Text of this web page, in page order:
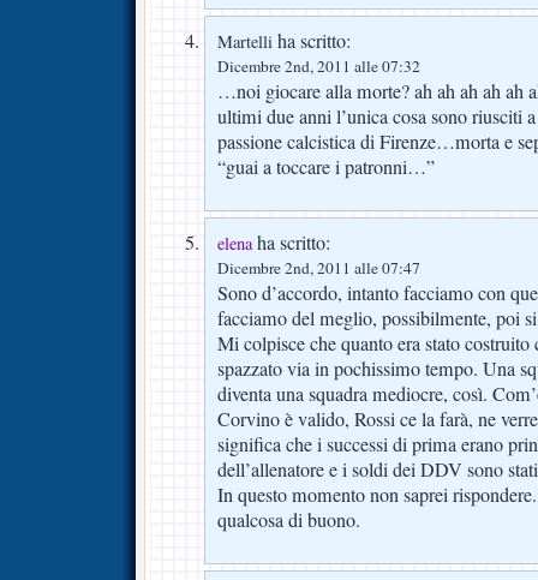
Martelli ha scritto:
Dicembre 2nd, 2011 alle 07:32
…noi giocare alla morte? ah ah ah ah
ultimi due anni l’unica cosa sono riusciti
passione calcistica di Firenze…morta e
“guai a toccare i patronni…”
elenaha scritto:
Dicembre 2nd, 2011 alle 07:47
Sono d’accordo, intanto facciamo con
facciamo del meglio, possibilmente, poi
Mi colpisce che quanto era stato costruito
spazzato via in pochissimo tempo. Una
diventa una squadra mediocre, così.
Corvino è valido, Rossi ce la farà, ne
significa che i successi di prima erano
dell’allenatore e i soldi dei DDV sono
In questo momento non saprei
qualcosa di buono.